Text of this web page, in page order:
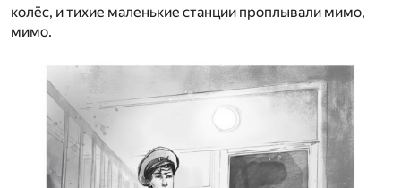
колёс, и тихие маленькие станции проплывали мимо,
мимо.